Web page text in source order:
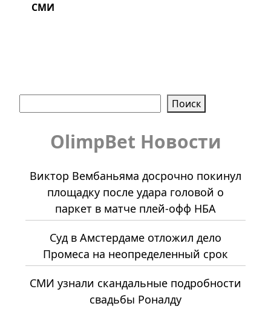
СМИ
Поиск
OlimpBet Новости
Виктор Вембаньяма досрочно покинул
площадку после удара головой о
паркет в матче плей-офф НБА
Суд в Амстердаме отложил дело
Промеса на неопределенный срок
СМИ узнали скандальные подробности
свадьбы Роналду